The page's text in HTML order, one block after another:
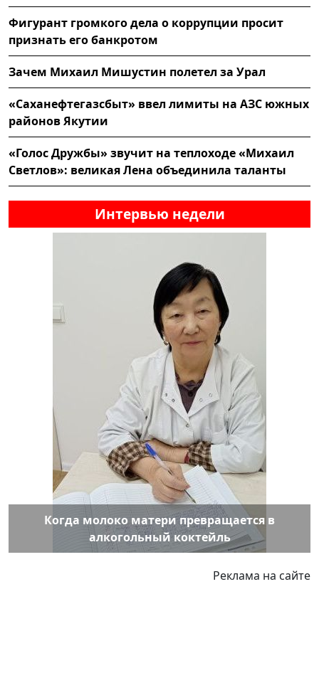
Фигурант громкого дела о коррупции просит
признать его банкротом
Зачем Михаил Мишустин полетел за Урал
«Саханефтегазсбыт» ввел лимиты на АЗС южных
районов Якутии
«Голос Дружбы» звучит на теплоходе «Михаил
Светлов»: великая Лена объединила таланты
Интервью недели
Когда молоко матери превращается в
алкогольный коктейль
Реклама на сайте